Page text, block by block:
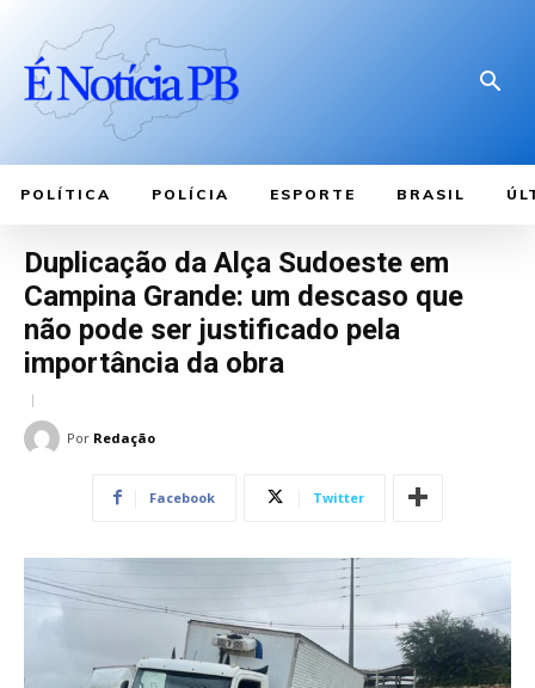
POLÍTICA POLÍCIA ESPORTE BRASIL
Duplicação da Alça Sudoeste em
Campina Grande: um descaso que
não pode ser justificado pela
importância da obra
Por Redação
Facebook Twitter